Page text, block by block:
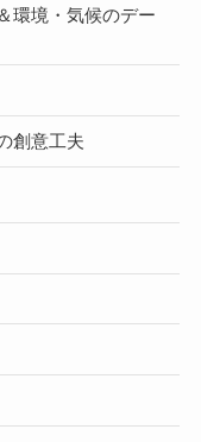
環境・気候のデー
創意工夫